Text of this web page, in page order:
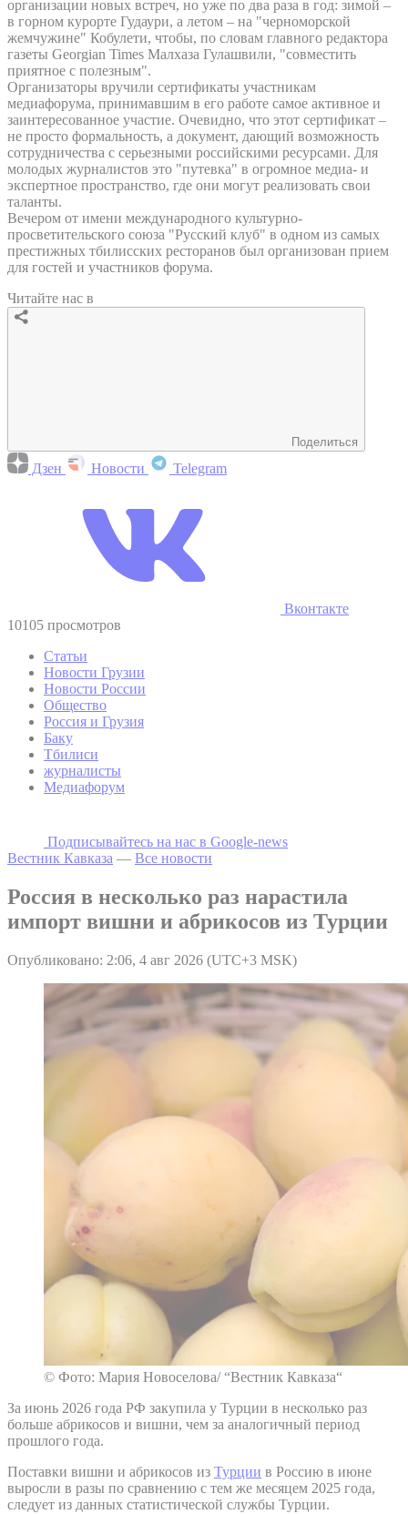
организации новых встреч, но уже по два раза в год: зимой –
в горном курорте Гудаури, а летом – на "черноморской
жемчужине" Кобулети, чтобы, по словам главного редактора
газеты Georgian Times Малхаза Гулашвили, "совместить
приятное с полезным".
Организаторы вручили сертификаты участникам
медиафорума, принимавшим в его работе самое активное и
заинтересованное участие. Очевидно, что этот сертификат –
не просто формальность, а документ, дающий возможность
сотрудничества с серьезными российскими ресурсами. Для
молодых журналистов это "путевка" в огромное медиа- и
экспертное пространство, где они могут реализовать свои
таланты.
Вечером от имени международного культурно-
просветительского союза "Русский клуб" в одном из самых
престижных тбилисских ресторанов был организован прием
для гостей и участников форума.
Читайте нас в
Поделиться
Дзен Новости Telegram
Вконтакте
10105 просмотров
Статьи
Новости Грузии
Новости России
Общество
Россия и Грузия
Баку
Тбилиси
журналисты
Медиафорум
Подписывайтесь на наc в Google-news
Вестник Кавказа — Все новости
Россия в несколько раз нарастила
импорт вишни и абрикосов из Турции
Опубликовано: 2:06, 4 авг 2026 (UTC+3 MSK)
© Фото: Мария Новоселова/ “Вестник Кавказа“
За июнь 2026 года РФ закупила у Турции в несколько раз
больше абрикосов и вишни, чем за аналогичный период
прошлого года.
Поставки вишни и абрикосов из Турции в Россию в июне
выросли в разы по сравнению с тем же месяцем 2025 года,
следует из данных статистической службы Турции.